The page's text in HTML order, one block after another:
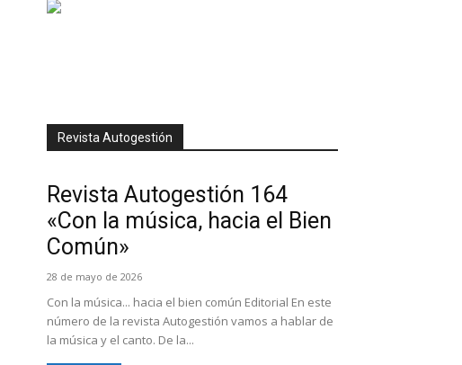
Revista Autogestión
Revista Autogestión 164
«Con la música, hacia el Bien
Común»
28 de mayo de 2026
Con la música... hacia el bien común Editorial En este
número de la revista Autogestión vamos a hablar de
la música y el canto. De la...